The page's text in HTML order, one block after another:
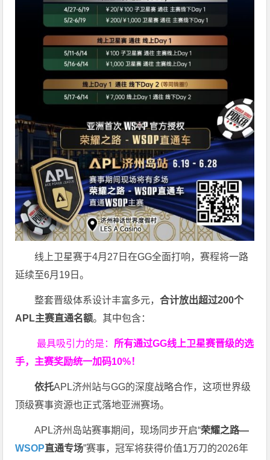
线上卫星赛于4月27日在GG全面打响，赛程将一路
延续至6月19日。
整套晋级体系设计丰富多元，合计放出超过200个
APL主赛直通名额。其中包含：
最具吸引力的是： 所有通过GG线上卫星赛晋级的选
手，主赛奖励统一加码10%！
依托APL济州站与GG的深度战略合作，这项世界级
顶级赛事资源也正式落地亚洲赛场。
APL济州岛站赛事期间，现场同步开启“荣耀之路—
WSOP直通专场”赛事，冠军将获得价值1万刀的2026年